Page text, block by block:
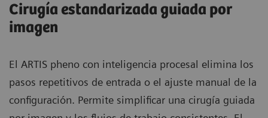
Cirugía estandarizada guiada por
imagen
El ARTIS pheno con inteligencia procesal elimina los
pasos repetitivos de entrada o el ajuste manual de la
configuración. Permite simplificar una cirugía guiada